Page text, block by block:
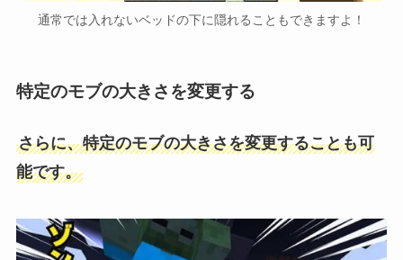
通常では入れないベッドの下に隠れることもできますよ！
特定のモブの大きさを変更する
さらに、特定のモブの大きさを変更することも可
能です。